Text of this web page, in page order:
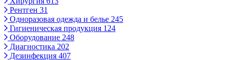
Рентген 31
Одноразовая одежда и белье 245
Гигиеническая продукция 124
Оборудование 248
Диагностика 202
Дезинфекция 407